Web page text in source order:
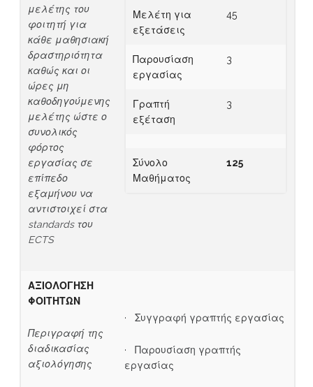
μελέτης του
φοιτητή για
κάθε μαθησιακή
δραστηριότητα
καθώς και οι
ώρες μη
καθοδηγούμενης
μελέτης ώστε ο
συνολικός
φόρτος
εργασίας σε
επίπεδο
εξαμήνου να
αντιστοιχεί στα
standardsτου
ECTS
Μελέτη για
εξετάσεις
45
Παρουσίαση
εργασίας
3
Γραπτή
εξέταση
3
Σύνολο
Μαθήματος
125
ΑΞΙΟΛΟΓΗΣΗ
ΦΟΙΤΗΤΩΝ
Περιγραφή της
διαδικασίας
αξιολόγησης
· Συγγραφή γραπτής εργασίας
· Παρουσίαση γραπτής
εργασίας